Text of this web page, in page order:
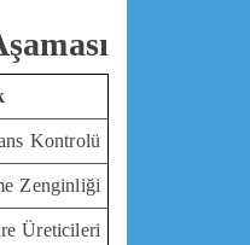
Kontrolü
Zenginliği
Üreticileri